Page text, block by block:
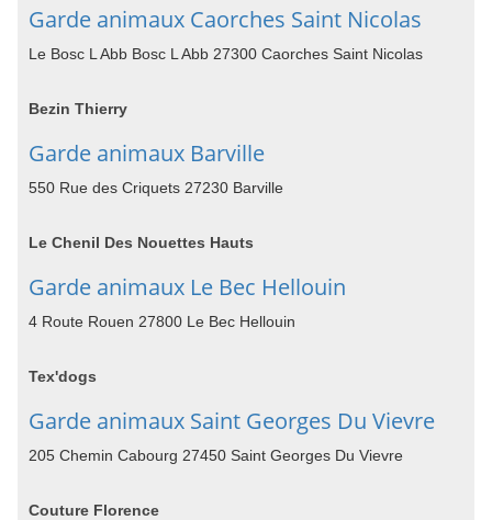
Garde animaux Caorches Saint Nicolas
Le Bosc L Abb Bosc L Abb 27300 Caorches Saint Nicolas
Bezin Thierry
Garde animaux Barville
550 Rue des Criquets 27230 Barville
Le Chenil Des Nouettes Hauts
Garde animaux Le Bec Hellouin
4 Route Rouen 27800 Le Bec Hellouin
Tex'dogs
Garde animaux Saint Georges Du Vievre
205 Chemin Cabourg 27450 Saint Georges Du Vievre
Couture Florence